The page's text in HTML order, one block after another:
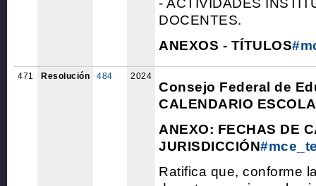
- ACTIVIDADES
DOCENTES.
ANEXOS - TÍTULOS
471 Resolución 484 2024
Consejo Federal de
CALENDARIO
ANEXO: FECHAS DE
JURISDICCIÓN
Ratifica que, conforme